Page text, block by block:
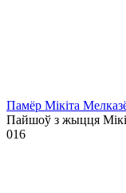
Памёр Мікіта
Пайшоў з жыцця
016